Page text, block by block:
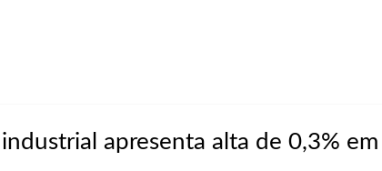
apresenta alta de 0,3% em